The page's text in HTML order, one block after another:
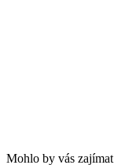
Mohlo by vás zajímat